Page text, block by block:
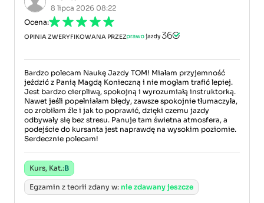
8 lipca 2026 08:22
Ocena:
OPINIA ZWERYFIKOWANA PRZEZ
Bardzo polecam Naukę Jazdy TOM! Miałam przyjemność
jeździć z Panią Magdą Konieczną i nie mogłam trafić lepiej.
Jest bardzo cierpliwą, spokojną i wyrozumiałą instruktorką.
Nawet jeśli popełniałam błędy, zawsze spokojnie tłumaczyła,
co zrobiłam źle i jak to poprawić, dzięki czemu jazdy
odbywały się bez stresu. Panuje tam świetna atmosfera, a
podejście do kursanta jest naprawdę na wysokim poziomie.
Serdecznie polecam!
Kurs, Kat.:B
Egzamin z teorii zdany w: nie zdawany jeszcze